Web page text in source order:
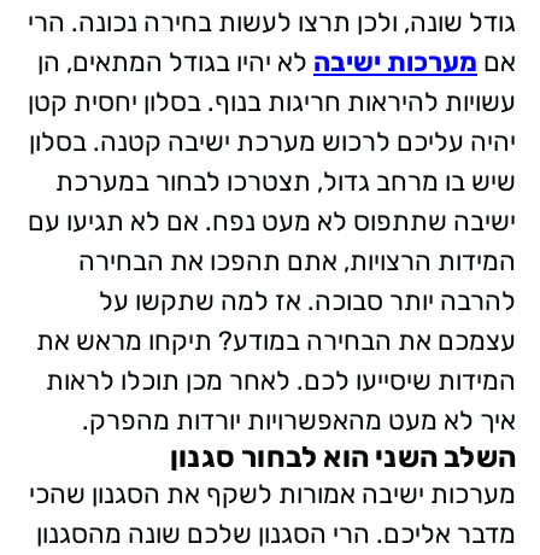
גודל שונה, ולכן תרצו לעשות בחירה נכונה. הרי
אם מערכות ישיבה לא יהיו בגודל המתאים, הן
עשויות להיראות חריגות בנוף. בסלון יחסית קטן
יהיה עליכם לרכוש מערכת ישיבה קטנה. בסלון
שיש בו מרחב גדול, תצטרכו לבחור במערכת
ישיבה שתתפוס לא מעט נפח. אם לא תגיעו עם
המידות הרצויות, אתם תהפכו את הבחירה
להרבה יותר סבוכה. אז למה שתקשו על
עצמכם את הבחירה במודע? תיקחו מראש את
המידות שיסייעו לכם. לאחר מכן תוכלו לראות
איך לא מעט מהאפשרויות יורדות מהפרק.
השלב השני הוא לבחור סגנון
מערכות ישיבה אמורות לשקף את הסגנון שהכי
מדבר אליכם. הרי הסגנון שלכם שונה מהסגנון